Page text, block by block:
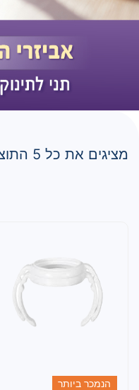
מציגים את כל ⁦5⁩ התוצאות
הנמכר ביותר